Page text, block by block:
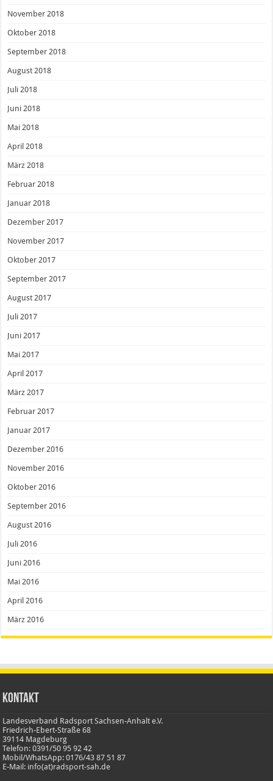
November 2018
Oktober 2018
September 2018
August 2018
Juli 2018
Juni 2018
Mai 2018
April 2018
März 2018
Februar 2018
Januar 2018
Dezember 2017
November 2017
Oktober 2017
September 2017
August 2017
Juli 2017
Juni 2017
Mai 2017
April 2017
März 2017
Februar 2017
Januar 2017
Dezember 2016
November 2016
Oktober 2016
September 2016
August 2016
Juli 2016
Juni 2016
Mai 2016
April 2016
März 2016
Kontakt
Landesverband Radsport Sachsen-Anhalt e.V.
Friedrich-Ebert-Straße 68
39114 Magdeburg
Telefon: 0391/50 95 92 42
Mobil/WhatsApp: 0176/43 87 51 87
E-Mail: info(at)radsport-sah.de